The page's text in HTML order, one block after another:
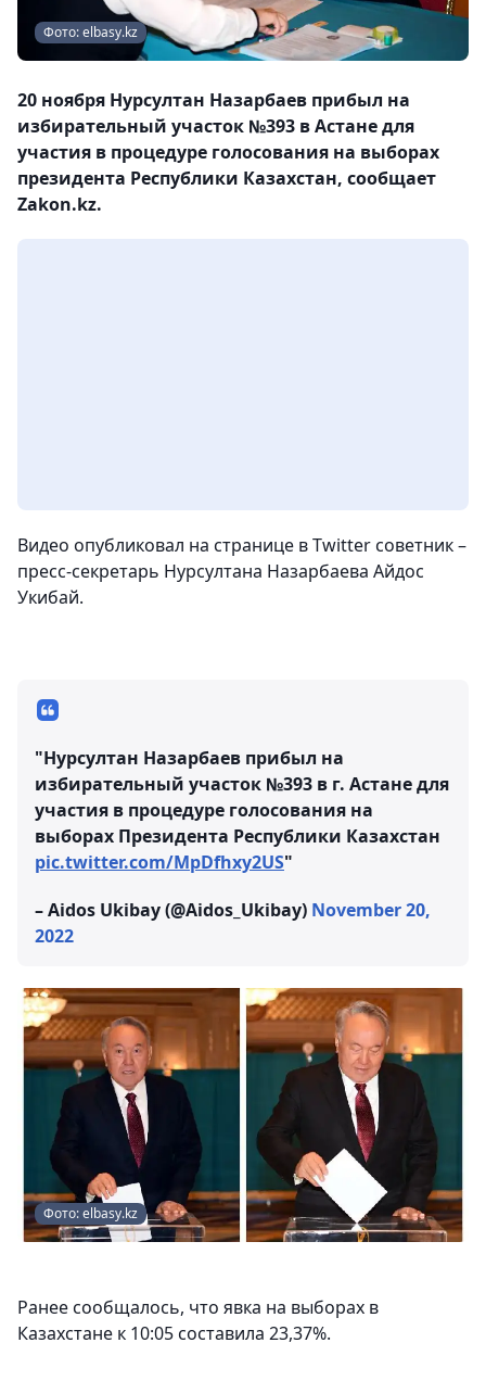
Фото: elbasy.kz
20 ноября Нурсултан Назарбаев прибыл на
избирательный участок №393 в Астане для
участия в процедуре голосования на выборах
президента Республики Казахстан, сообщает
Zakon.kz.
Видео опубликовал на странице в Twitter советник –
пресс-секретарь Нурсултана Назарбаева Айдос
Укибай.
"Нурсултан Назарбаев прибыл на
избирательный участок №393 в г. Астане для
участия в процедуре голосования на
выборах Президента Республики Казахстан
pic.twitter.com/MpDfhxy2US"
– Aidos Ukibay (@Aidos_Ukibay) November 20,
2022
Фото: elbasy.kz
Ранее сообщалось, что явка на выборах в
Казахстане к 10:05 составила 23,37%.